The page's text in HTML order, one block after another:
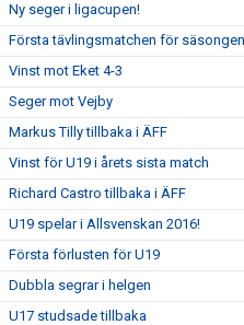
Ny seger i ligacupen!
Första tävlingsmatchen för säsongen
Vinst mot Eket 4-3
Seger mot Vejby
Markus Tilly tillbaka i ÄFF
Vinst för U19 i årets sista match
Richard Castro tillbaka i ÄFF
U19 spelar i Allsvenskan 2016!
Första förlusten för U19
Dubbla segrar i helgen
U17 studsade tillbaka